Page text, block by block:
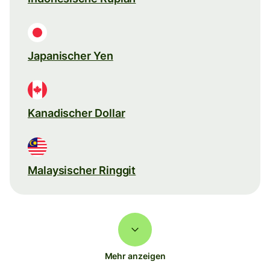
Japanischer Yen
Kanadischer Dollar
Malaysischer Ringgit
Mehr anzeigen